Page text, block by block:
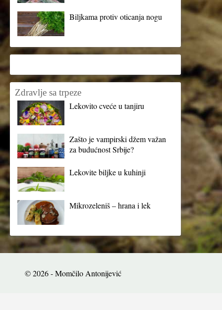
Biljkama protiv oticanja nogu
Zdravlje sa trpeze
Lekovito cveće u tanjiru
Zašto je vampirski džem važan
za budućnost Srbije?
Lekovite biljke u kuhinji
Mikrozeleniš – hrana i lek
© 2026 - Momčilo Antonijević